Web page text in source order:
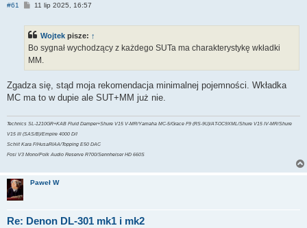
#61
P11 lip 2025, 16:57
Wojtek pisze: ↑
Bo sygnał wychodzący z każdego SUTa ma charakterystykę wkładki
MM.
Zgadza się, stąd moja rekomendacja minimalnej pojemności. Wkładka
MC ma to w dupie ale SUT+MM już nie.
Technics SL-1210GR+KAB Fluid Damper+Shure V15 V-MR/Yamaha MC-5/Grace F9 (RS-9U)/AT-OC9XML/Shure V15 IV-MR/Shure
V15 III (SAS/B)/Empire 4000 D/I
Schiit Kara F/HusaRIAA/Topping E50 DAC
Fosi V3 Mono/Polk Audio Reserve R700/Sennheiser HD 660S
Paweł W
Re: Denon DL-301 mk1 i mk2